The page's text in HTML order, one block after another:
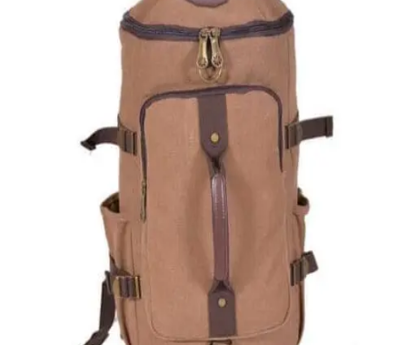
Quick View
ΑΝΔΡΙΚΟΙ ΣΑΚΟΙ ΤΑΞΙΔΙΟΥ